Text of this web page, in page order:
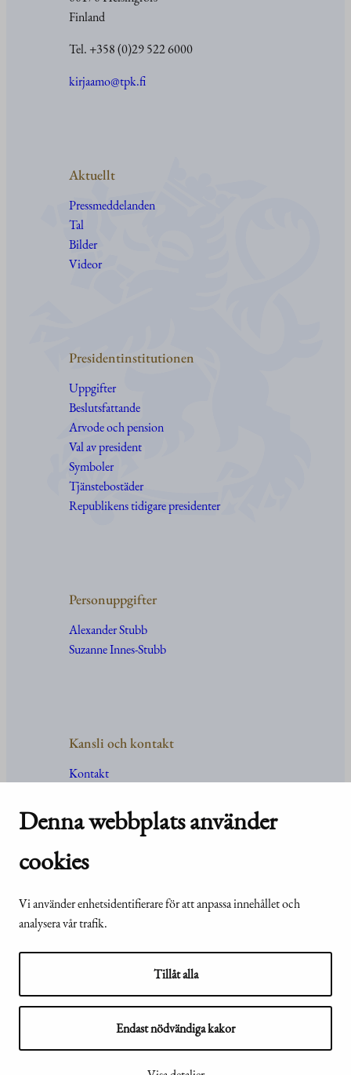
Denna webbplats använder
cookies
Vi använder enhetsidentifierare för att anpassa innehållet och
analysera vår trafik.
Tillåt alla
Endast nödvändiga kakor
Finland
Tel. +358 (0)29 522 6000
kirjaamo@tpk.fi
Aktuellt
Pressmeddelanden
Tal
Bilder
Videor
Presidentinstitutionen
Uppgifter
Beslutsfattande
Arvode och pension
Val av president
Symboler
Tjänstebostäder
Republikens tidigare presidenter
Personuppgifter
Alexander Stubb
Suzanne Innes-Stubb
Kansli och kontakt
Kontakt
För media
Vanliga frågor och svar
© Republikens
presidents kansli
2024
Visa mina inställningar för kakor